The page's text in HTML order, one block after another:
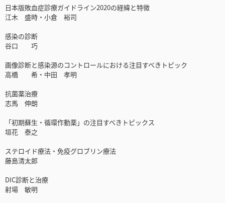
日本版敗血症診療ガイドライン2020の経緯と特徴
江木 盛時・小倉 裕司
感染の診断
谷口 巧
画像診断と感染源のコントロールにおける注目すべきトピック
高橋 希・中田 孝明
抗菌薬治療
志馬 伸朗
「初期蘇生・循環作動薬」の注目すべきトピックス
垣花 泰之
ステロイド療法・免疫グロブリン療法
藤島清太郎
DIC診断と治療
射場 敏明